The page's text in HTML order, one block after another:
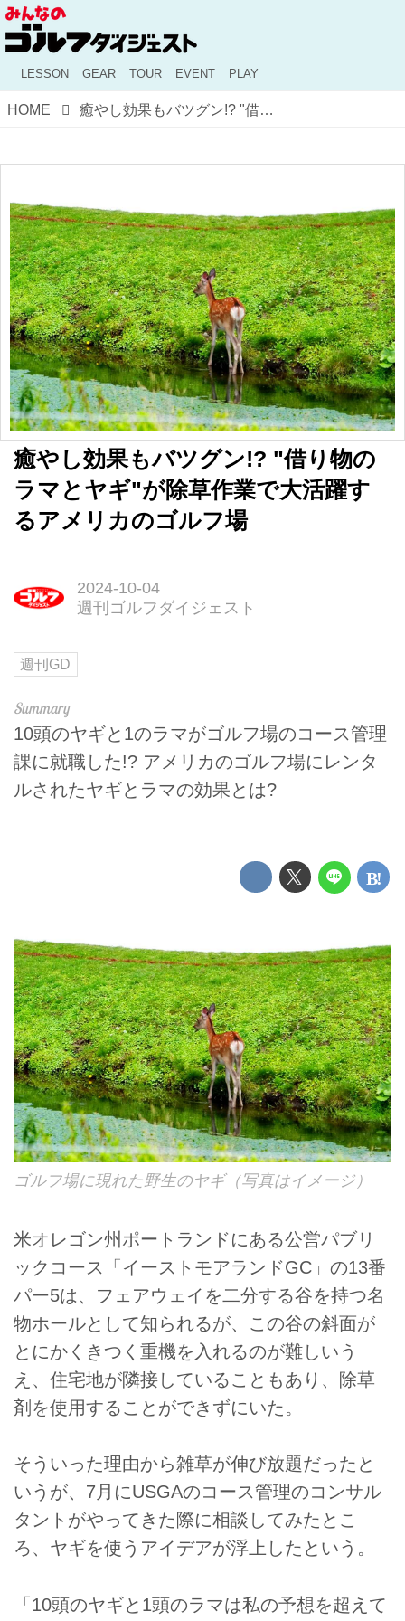
LESSON GEAR TOUR EVENT PLAY
HOME 癒やし効果もバツグン!? "借り物のラマとヤギ"が除草作業で大活躍するアメリカのゴルフ場
癒やし効果もバツグン!? "借り物の
ラマとヤギ"が除草作業で大活躍す
るアメリカのゴルフ場
2024-10-04
週刊ゴルフダイジェスト
週刊GD
10頭のヤギと1のラマがゴルフ場のコース管理
課に就職した!? アメリカのゴルフ場にレンタ
ルされたヤギとラマの効果とは?
ゴルフ場に現れた野生のヤギ（写真はイメージ）
米オレゴン州ポートランドにある公営パブリ
ックコース「イーストモアランドGC」の13番
パー5は、フェアウェイを二分する谷を持つ名
物ホールとして知られるが、この谷の斜面が
とにかくきつく重機を入れるのが難しいう
え、住宅地が隣接していることもあり、除草
剤を使用することができずにいた。
そういった理由から雑草が伸び放題だったと
いうが、7月にUSGAのコース管理のコンサル
タントがやってきた際に相談してみたとこ
ろ、ヤギを使うアイデアが浮上したという。
「10頭のヤギと1頭のラマは私の予想を超えて